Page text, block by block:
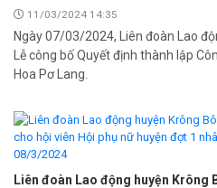
11/03/2024 14:35
Ngày 07/03/2024, Liên đoàn Lao
Lễ công bố Quyết định thành lập
Hoa Pơ Lang.
Liên đoàn Lao động huyện Krông